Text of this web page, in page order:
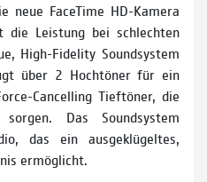
neue FaceTime HD-Kamera
die Leistung bei schlechten
High-Fidelity Soundsystem
über 2 Hochtöner für ein
Cancelling Tieftöner, die
Das Soundsystem
das ein ausgeklügeltes,
ermöglicht.